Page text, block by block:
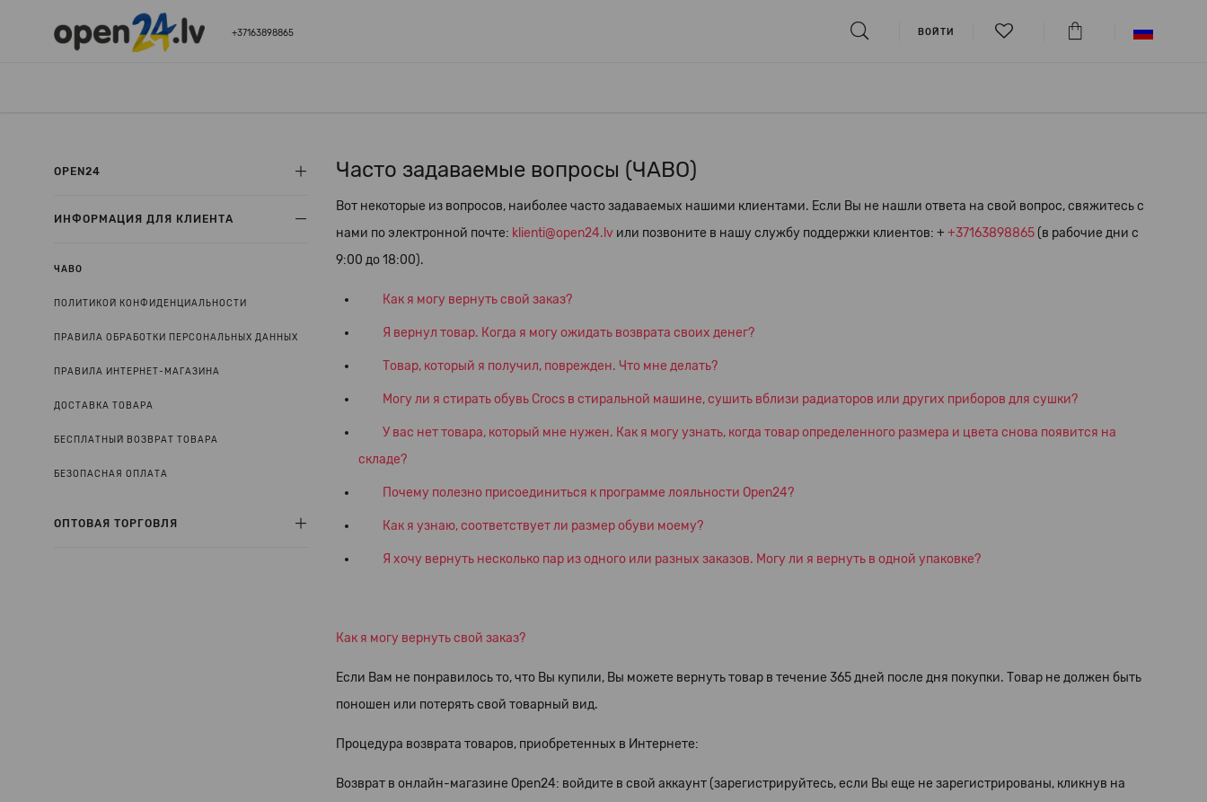
+37163898865 ВОЙТИ
OPEN24
ИНФОРМАЦИЯ ДЛЯ КЛИЕНТА
ЧАВО
ПОЛИТИКОЙ КОНФИДЕНЦИАЛЬНОСТИ
ПРАВИЛА ОБРАБОТКИ ПЕРСОНАЛЬНЫХ ДАННЫХ
ПРАВИЛА ИНТЕРНЕТ-МАГАЗИНА
ДОСТАВКА ТОВАРА
БЕСПЛАТНЫЙ ВОЗВРАТ ТОВАРА
БЕЗОПАСНАЯ ОПЛАТА
ОПТОВАЯ ТОРГОВЛЯ
Часто задаваемые вопросы (ЧАВО)
Вот некоторые из вопросов, наиболее часто задаваемых нашими клиентами. Если Вы не нашли ответа на свой вопрос, свяжитесь с
нами по электронной почте: klienti@open24.lv или позвоните в нашу службу поддержки клиентов: + +37163898865 (в рабочие дни с
9:00 до 18:00).
Как я могу вернуть свой заказ?
Я вернул товар. Когда я могу ожидать возврата своих денег?
Товар, который я получил, поврежден. Что мне делать?
Могу ли я стирать обувь Crocs в стиральной машине, сушить вблизи радиаторов или других приборов для сушки?
У вас нет товара, который мне нужен. Как я могу узнать, когда товар определенного размера и цвета снова появится на
складе?
Почему полезно присоединиться к программе лояльности Open24?
Как я узнаю, соответствует ли размер обуви моему?
Я хочу вернуть несколько пар из одного или разных заказов. Могу ли я вернуть в одной упаковке?
Как я могу вернуть свой заказ?
Если Вам не понравилось то, что Вы купили, Вы можете вернуть товар в течение 365 дней после дня покупки. Товар не должен быть
поношен или потерять свой товарный вид.
Процедура возврата товаров, приобретенных в Интернете:
Возврат в онлайн-магазине Open24: войдите в свой аккаунт (зарегистрируйтесь, если Вы еще не зарегистрированы, кликнув на